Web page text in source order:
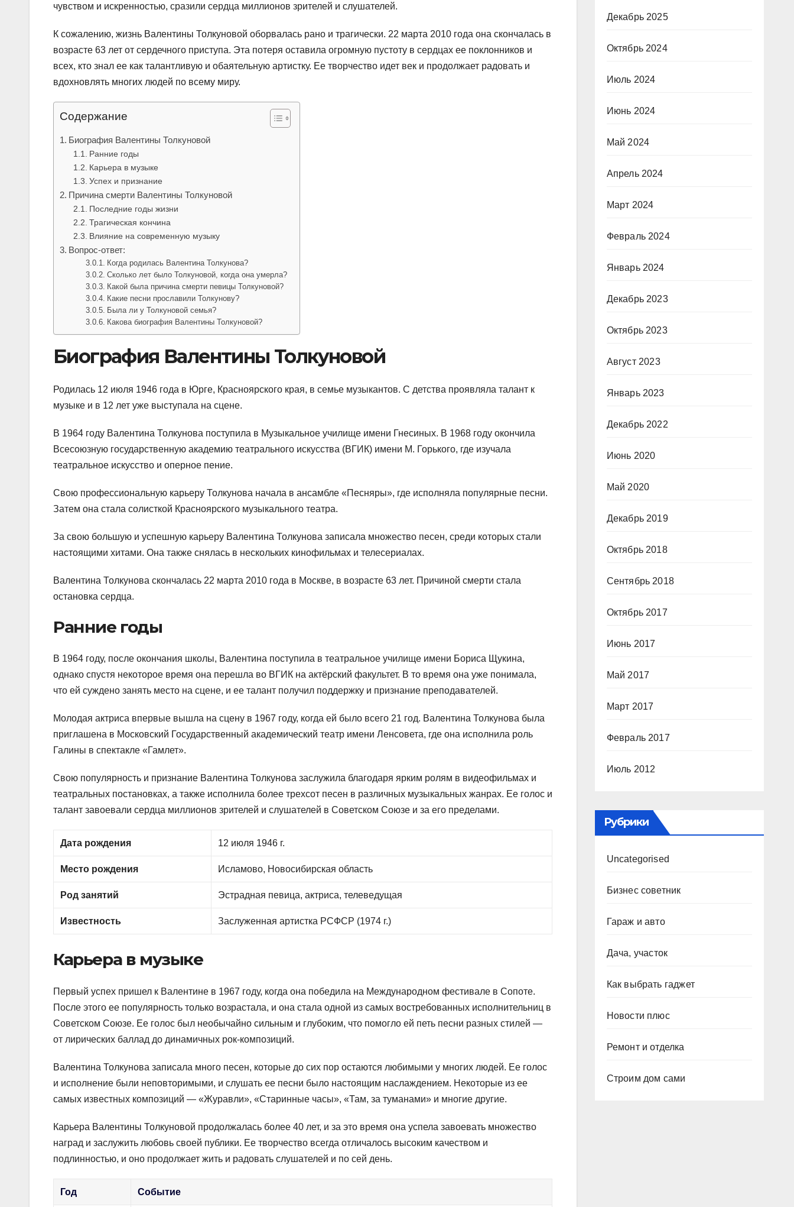
чувством и искренностью, сразили сердца миллионов зрителей и слушателей.
К сожалению, жизнь Валентины Толкуновой оборвалась рано и трагически. 22 марта 2010 года она скончалась в
возрасте 63 лет от сердечного приступа. Эта потеря оставила огромную пустоту в сердцах ее поклонников и
всех, кто знал ее как талантливую и обаятельную артистку. Ее творчество идет век и продолжает радовать и
вдохновлять многих людей по всему миру.
Содержание
Биография Валентины Толкуновой
Ранние годы
Карьера в музыке
Успех и признание
Причина смерти Валентины Толкуновой
Последние годы жизни
Трагическая кончина
Влияние на современную музыку
Вопрос-ответ:
Когда родилась Валентина Толкунова?
Сколько лет было Толкуновой, когда она умерла?
Какой была причина смерти певицы Толкуновой?
Какие песни прославили Толкунову?
Была ли у Толкуновой семья?
Какова биография Валентины Толкуновой?
Биография Валентины Толкуновой
Родилась 12 июля 1946 года в Юрге, Красноярского края, в семье музыкантов. С детства проявляла талант к
музыке и в 12 лет уже выступала на сцене.
В 1964 году Валентина Толкунова поступила в Музыкальное училище имени Гнесиных. В 1968 году окончила
Всесоюзную государственную академию театрального искусства (ВГИК) имени М. Горького, где изучала
театральное искусство и оперное пение.
Свою профессиональную карьеру Толкунова начала в ансамбле «Песняры», где исполняла популярные песни.
Затем она стала солисткой Красноярского музыкального театра.
За свою большую и успешную карьеру Валентина Толкунова записала множество песен, среди которых стали
настоящими хитами. Она также снялась в нескольких кинофильмах и телесериалах.
Валентина Толкунова скончалась 22 марта 2010 года в Москве, в возрасте 63 лет. Причиной смерти стала
остановка сердца.
Ранние годы
В 1964 году, после окончания школы, Валентина поступила в театральное училище имени Бориса Щукина,
однако спустя некоторое время она перешла во ВГИК на актёрский факультет. В то время она уже понимала,
что ей суждено занять место на сцене, и ее талант получил поддержку и признание преподавателей.
Молодая актриса впервые вышла на сцену в 1967 году, когда ей было всего 21 год. Валентина Толкунова была
приглашена в Московский Государственный академический театр имени Ленсовета, где она исполнила роль
Галины в спектакле «Гамлет».
Свою популярность и признание Валентина Толкунова заслужила благодаря ярким ролям в видеофильмах и
театральных постановках, а также исполнила более трехсот песен в различных музыкальных жанрах. Ее голос и
талант завоевали сердца миллионов зрителей и слушателей в Советском Союзе и за его пределами.
Дата рождения 12 июля 1946 г.
Место рождения Исламово, Новосибирская область
Род занятий Эстрадная певица, актриса, телеведущая
Известность Заслуженная артистка РСФСР (1974 г.)
Карьера в музыке
Первый успех пришел к Валентине в 1967 году, когда она победила на Международном фестивале в Сопоте.
После этого ее популярность только возрастала, и она стала одной из самых востребованных исполнительниц в
Советском Союзе. Ее голос был необычайно сильным и глубоким, что помогло ей петь песни разных стилей —
от лирических баллад до динамичных рок-композиций.
Валентина Толкунова записала много песен, которые до сих пор остаются любимыми у многих людей. Ее голос
и исполнение были неповторимыми, и слушать ее песни было настоящим наслаждением. Некоторые из ее
самых известных композиций — «Журавли», «Старинные часы», «Там, за туманами» и многие другие.
Карьера Валентины Толкуновой продолжалась более 40 лет, и за это время она успела завоевать множество
наград и заслужить любовь своей публики. Ее творчество всегда отличалось высоким качеством и
подлинностью, и оно продолжает жить и радовать слушателей и по сей день.
Год Событие
Декабрь 2025
Октябрь 2024
Июль 2024
Июнь 2024
Май 2024
Апрель 2024
Март 2024
Февраль 2024
Январь 2024
Декабрь 2023
Октябрь 2023
Август 2023
Январь 2023
Декабрь 2022
Июнь 2020
Май 2020
Декабрь 2019
Октябрь 2018
Сентябрь 2018
Октябрь 2017
Июнь 2017
Май 2017
Март 2017
Февраль 2017
Июль 2012
Рубрики
Uncategorised
Бизнес советник
Гараж и авто
Дача, участок
Как выбрать гаджет
Новости плюс
Ремонт и отделка
Строим дом сами